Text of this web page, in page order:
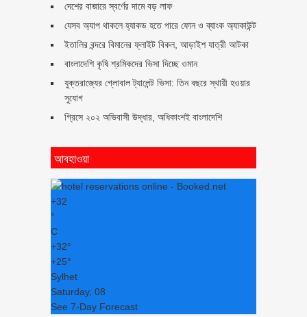
দেশের বাজারে স্বর্ণের দামে বড় লাফ
যেসব অ্যাপ থাকলে হ্যাকড হতে পারে ফোন ও ব্যাংক অ্যাকাউন্ট
ইতালির বন্দরে বিমানের ফ্লাইট বিকল, আড়াইশ যাত্রী আটকা
বাংলাদেশি কৃষি শ্রমিকদের ভিসা দিচ্ছে ওমান
যুক্তরাজ্যের গ্লোবাল ট্যালেন্ট ভিসা: তিন বছরে স্থায়ী হওয়ার
সুযোগ
গ্রিসে ২০২ অভিবাসী উদ্ধার, অধিকাংশই বাংলাদেশি
আবহাওয়া
+32
°
C
+32°
+25°
Sylhet
Saturday, 08
See 7-Day Forecast